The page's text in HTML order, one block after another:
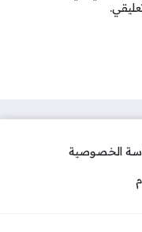
الخصوصية